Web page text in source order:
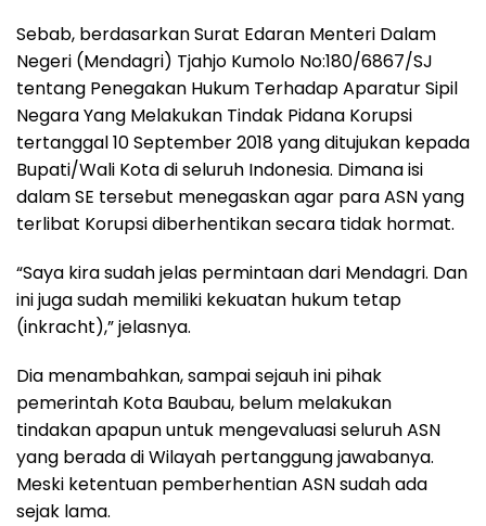
Sebab, berdasarkan Surat Edaran Menteri Dalam
Negeri (Mendagri) Tjahjo Kumolo No:180/6867/SJ
tentang Penegakan Hukum Terhadap Aparatur Sipil
Negara Yang Melakukan Tindak Pidana Korupsi
tertanggal 10 September 2018 yang ditujukan kepada
Bupati/Wali Kota di seluruh Indonesia. Dimana isi
dalam SE tersebut menegaskan agar para ASN yang
terlibat Korupsi diberhentikan secara tidak hormat.
“Saya kira sudah jelas permintaan dari Mendagri. Dan
ini juga sudah memiliki kekuatan hukum tetap
(inkracht),” jelasnya.
Dia menambahkan, sampai sejauh ini pihak
pemerintah Kota Baubau, belum melakukan
tindakan apapun untuk mengevaluasi seluruh ASN
yang berada di Wilayah pertanggung jawabanya.
Meski ketentuan pemberhentian ASN sudah ada
sejak lama.